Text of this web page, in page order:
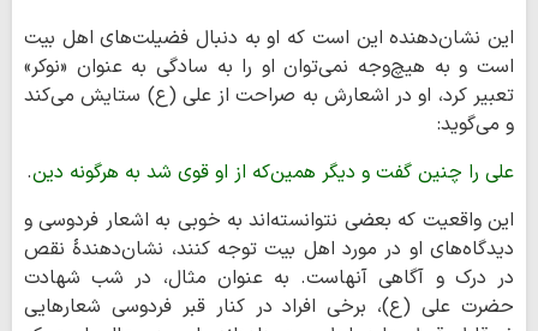
این نشان‌دهنده این است که او به دنبال فضیلت‌های اهل بیت
است و به هیچ‌وجه نمی‌توان او را به سادگی به عنوان «نوکر»
تعبیر کرد، او در اشعارش به صراحت از علی (ع) ستایش می‌کند
و می‌گوید:
علی را چنین گفت و دیگر همین‌که از او قوی شد به هرگونه دین.
این واقعیت که بعضی نتوانسته‌اند به خوبی به اشعار فردوسی و
دیدگاه‌های او در مورد اهل بیت توجه کنند، نشان‌دهندهٔ نقص
در درک و آگاهی آنهاست. به عنوان مثال، در شب شهادت
حضرت علی (ع)، برخی افراد در کنار قبر فردوسی شعارهایی